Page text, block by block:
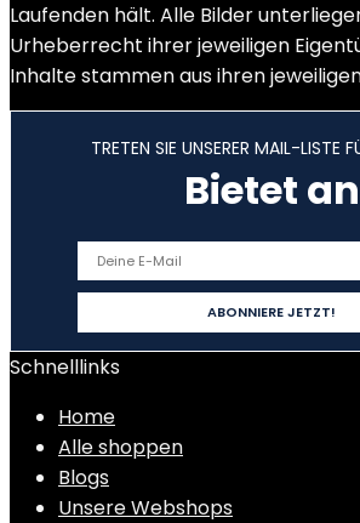
Laufenden hält. Alle Bilder
Urheberrecht ihrer jeweiligen
Inhalte stammen aus ihren
TRETEN SIE UNSERER MAIL-LISTE
Bietet an
Schnelllinks
Home
Alle shoppen
Blogs
Unsere Webshops